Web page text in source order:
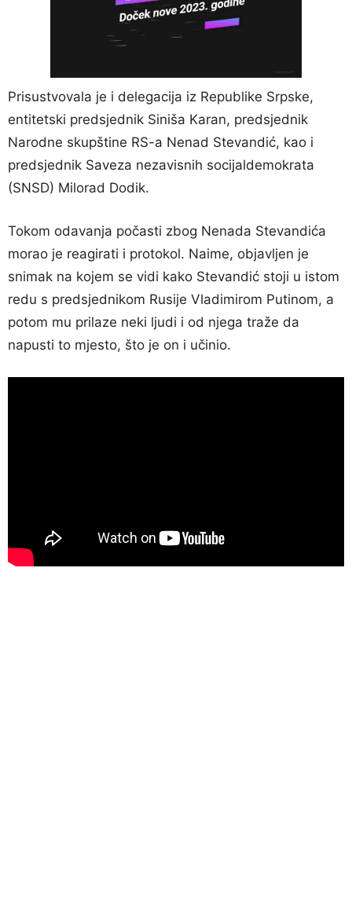
Prisustvovala je i delegacija iz Republike Srpske,
entitetski predsjednik Siniša Karan, predsjednik
Narodne skupštine RS-a Nenad Stevandić, kao i
predsjednik Saveza nezavisnih socijaldemokrata
(SNSD) Milorad Dodik.
Tokom odavanja počasti zbog Nenada Stevandića
morao je reagirati i protokol. Naime, objavljen je
snimak na kojem se vidi kako Stevandić stoji u istom
redu s predsjednikom Rusije Vladimirom Putinom, a
potom mu prilaze neki ljudi i od njega traže da
napusti to mjesto, što je on i učinio.